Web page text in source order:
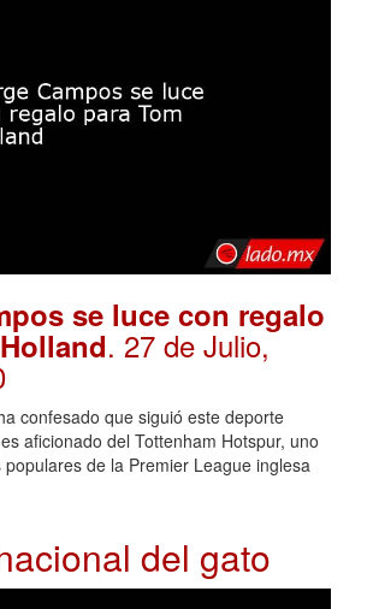
se luce con regalo
. 27 de Julio,
confesado que siguió este deporte
aficionado del Tottenham Hotspur, uno
de la Premier League inglesa
del gato